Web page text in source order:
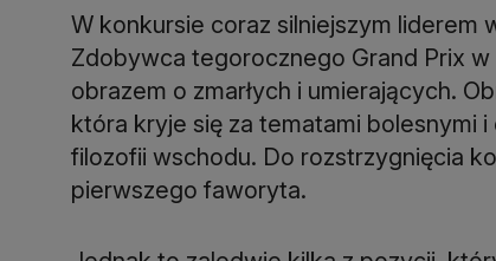
W konkursie coraz silniejszym liderem
Zdobywca tegorocznego Grand Prix
obrazem o zmarłych i umierających.
która kryje się za tematami bolesnymi
filozofii wschodu. Do rozstrzygnięcia
pierwszego faworyta.